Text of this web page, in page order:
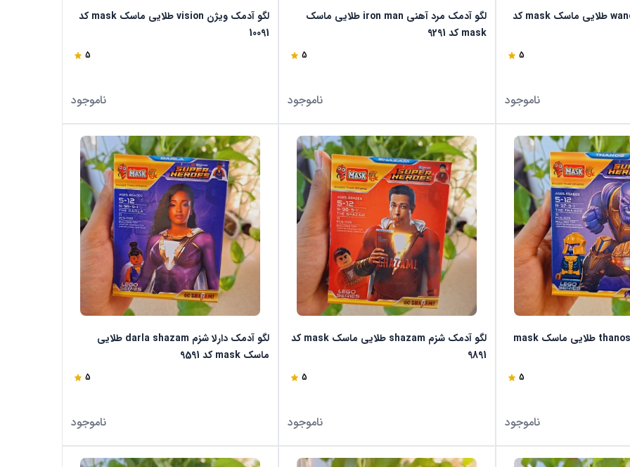
لگو آدمک واندا wanda طلایی ماسک mask کد
5
ناموجود
لگو آدمک مرد آهنی iron man طلایی ماسک
mask کد 9291
5
ناموجود
لگو آدمک ویژن vision طلایی ماسک mask کد
10091
5
ناموجود
لگو آدمک تانوس thanos طلایی ماسک mask
5
ناموجود
لگو آدمک شزم shazam طلایی ماسک mask کد
9891
5
ناموجود
لگو آدمک دارلا شزم darla shazam طلایی
ماسک mask کد 9591
5
ناموجود